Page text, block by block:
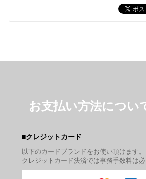
お支払い方法につい
クレジットカード
以下のカードブランドをお使い頂けます。
クレジットカード決済では事務手数料は必